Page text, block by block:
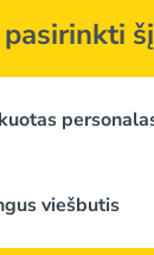
pasirinkti
viešbutis